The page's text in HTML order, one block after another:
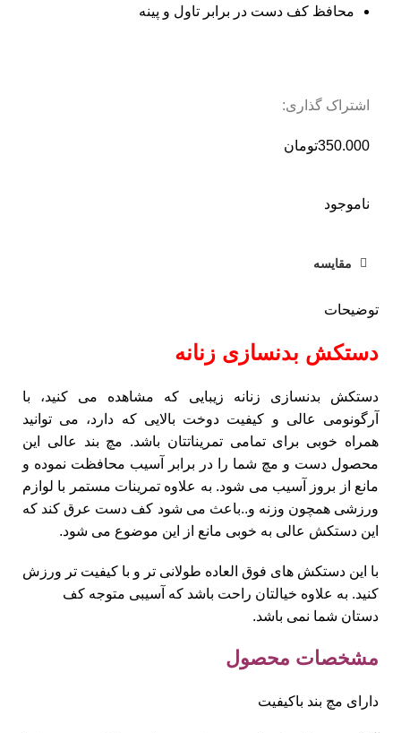
محافظ کف دست در برابر تاول و پینه
اشتراک گذاری:
تومان350.000
ناموجود
مقایسه
توضیحات
دستکش بدنسازی زنانه
دستکش بدنسازی زنانه زیبایی که مشاهده می کنید، با
آرگونومی عالی و کیفیت دوخت بالایی که دارد، می توانید
همراه خوبی برای تمامی تمریناتتان باشد. مچ بند عالی این
محصول دست و مچ شما را در برابر آسیب محافظت نموده و
مانع از بروز آسیب می شود. به علاوه تمرینات مستمر با لوازم
ورزشی همچون وزنه و..باعث می شود کف دست عرق کند که
این دستکش عالی به خوبی مانع از این موضوع می شود.
با این دستکش های فوق العاده طولانی تر و با کیفیت تر ورزش
کنید. به علاوه خیالتان راحت باشد که آسیبی متوجه کف
دستان شما نمی باشد.
مشخصات محصول
دارای مچ بند باکیفیت